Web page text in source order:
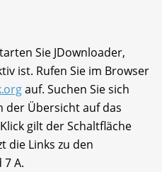
Sie JDownloader,
ist. Rufen Sie im Browser
auf. Suchen Sie sich
der Übersicht auf das
gilt der Schalt­fläche
die Links zu den
A.